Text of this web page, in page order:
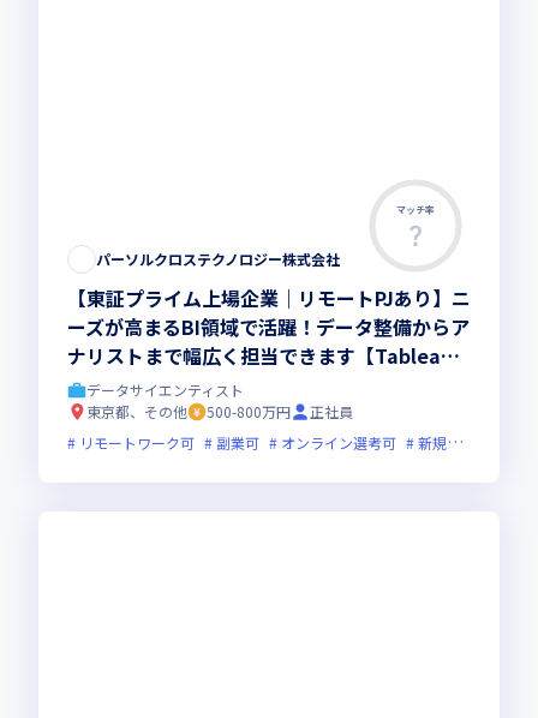
マッチ率
パーソルクロステクノロジー株式会社
【東証プライム上場企業｜リモートPJあり】ニ
ーズが高まるBI領域で活躍！データ整備からア
ナリストまで幅広く担当できます【Tableau
／PowerBI】
データサイエンティスト
東京都、その他
500-800万円
正社員
リモートワーク可
副業可 オンライン選考可 新規立ち上げ